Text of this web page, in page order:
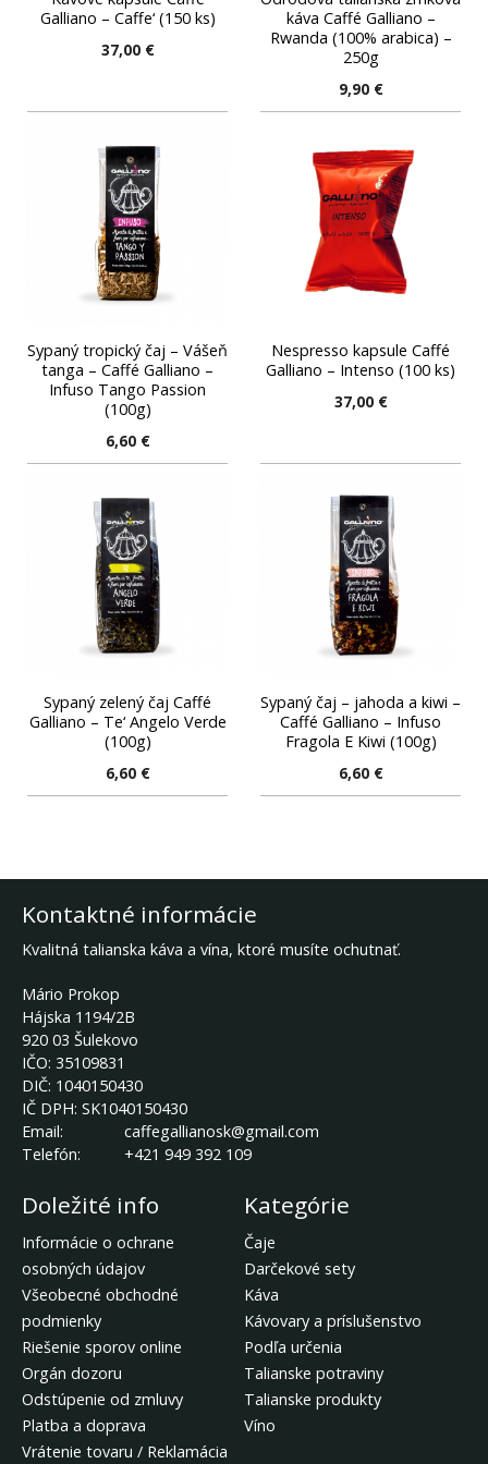
Galliano – Caffe‘ (150 ks)
37,00 €
káva Caffé Galliano –
Rwanda (100% arabica) –
250g
9,90 €
Sypaný tropický čaj – Vášeň
tanga – Caffé Galliano –
Infuso Tango Passion
(100g)
6,60 €
Nespresso kapsule Caffé
Galliano – Intenso (100 ks)
37,00 €
Sypaný zelený čaj Caffé
Galliano – Te‘ Angelo Verde
(100g)
6,60 €
Sypaný čaj – jahoda a kiwi –
Caffé Galliano – Infuso
Fragola E Kiwi (100g)
6,60 €
Kontaktné informácie
Kvalitná talianska káva a vína, ktoré musíte ochutnať.
Mário Prokop
Hájska 1194/2B
920 03 Šulekovo
IČO: 35109831
DIČ: 1040150430
IČ DPH: SK1040150430
Email:
caffegallianosk@gmail.com
Telefón:
+421 949 392 109
Doležité info
Informácie o ochrane
osobných údajov
Všeobecné obchodné
podmienky
Riešenie sporov online
Orgán dozoru
Odstúpenie od zmluvy
Platba a doprava
Vrátenie tovaru / Reklamácia
Kategórie
Čaje
Darčekové sety
Káva
Kávovary a príslušenstvo
Podľa určenia
Talianske potraviny
Talianske produkty
Víno